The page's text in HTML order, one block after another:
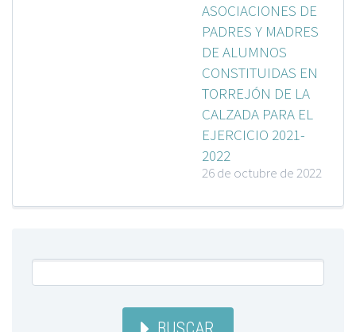
ASOCIACIONES DE
PADRES Y MADRES
DE ALUMNOS
CONSTITUIDAS EN
TORREJÓN DE LA
CALZADA PARA EL
EJERCICIO 2021-
2022
26 de octubre de 2022